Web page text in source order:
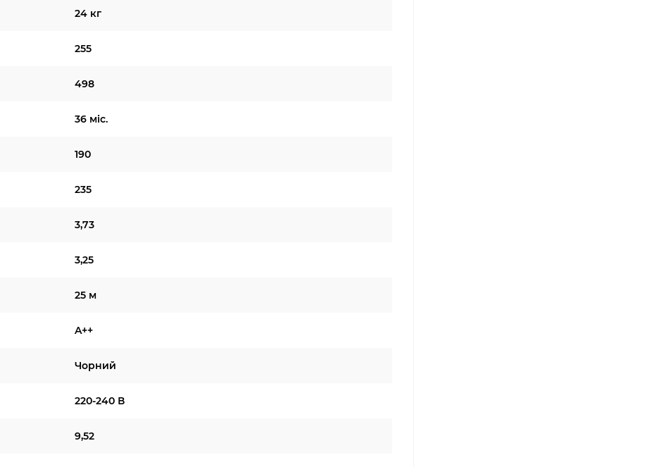
24 кг
255
498
36 міс.
190
235
3,73
3,25
25 м
A++
Чорний
220-240 В
9,52